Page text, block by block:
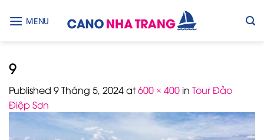
MENU
9
Published 9 Tháng 5, 2024at600 × 400 in Tour Đảo
Điệp Sơn